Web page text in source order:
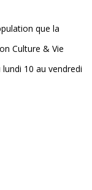
que la
Culture & Vie
10 au vendredi